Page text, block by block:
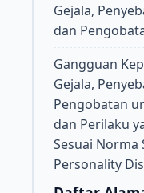
Gejala,
dan
Gangguan
Gejala,
Pengobatan
dan Perilaku
Sesuai Norma
Personality